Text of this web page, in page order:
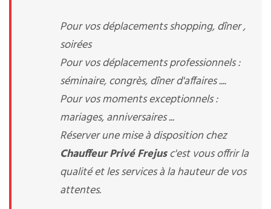
Pour vos déplacements shopping, dîner ,
soirées
Pour vos déplacements professionnels :
séminaire, congrès, dîner d'affaires ....
Pour vos moments exceptionnels :
mariages, anniversaires ...
Réserver une mise à disposition chez
Chauffeur Privé Frejusc'est vous offrir la
qualité et les services à la hauteur de vos
attentes.